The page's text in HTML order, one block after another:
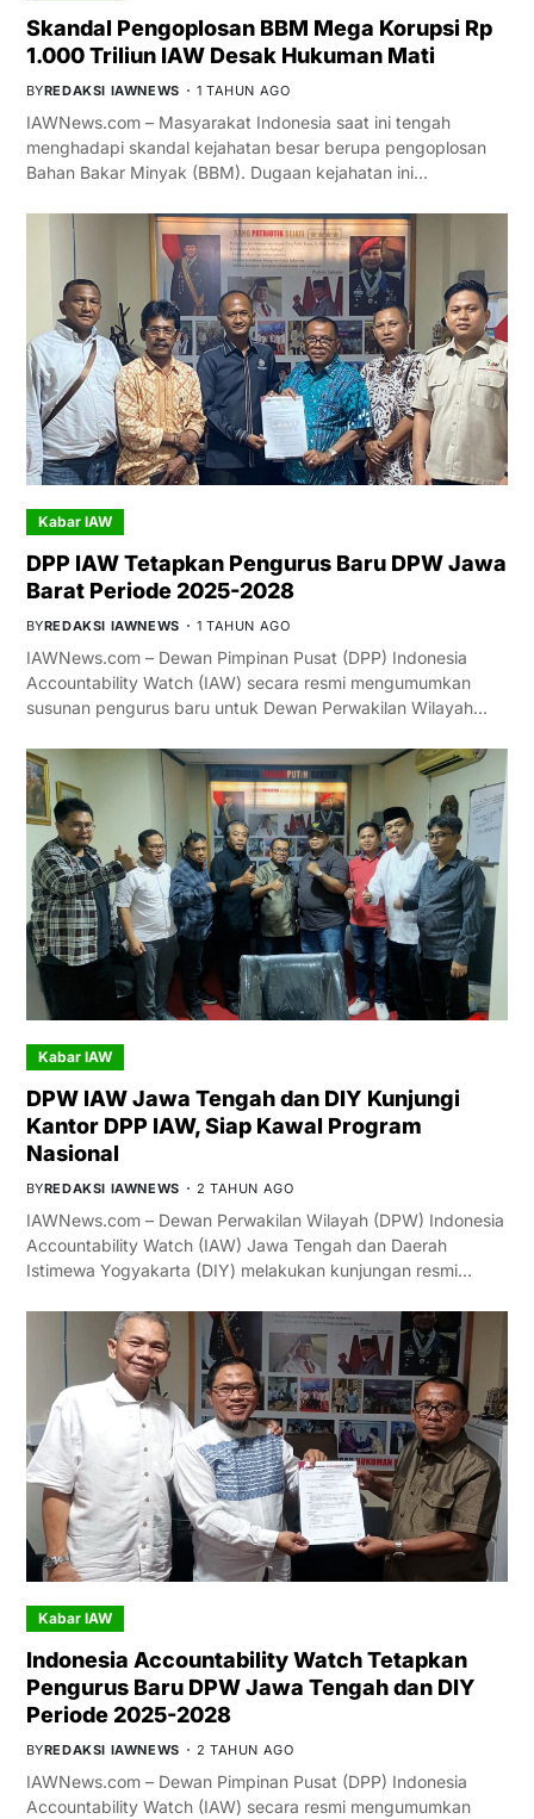
Skandal Pengoplosan BBM Mega Korupsi Rp
1.000 Triliun IAW Desak Hukuman Mati
BYREDAKSI IAWNEWS 1 TAHUN AGO
IAWNews.com – Masyarakat Indonesia saat ini tengah
menghadapi skandal kejahatan besar berupa pengoplosan
Bahan Bakar Minyak (BBM). Dugaan kejahatan ini…
Kabar IAW
DPP IAW Tetapkan Pengurus Baru DPW Jawa
Barat Periode 2025-2028
BYREDAKSI IAWNEWS 1 TAHUN AGO
IAWNews.com – Dewan Pimpinan Pusat (DPP) Indonesia
Accountability Watch (IAW) secara resmi mengumumkan
susunan pengurus baru untuk Dewan Perwakilan Wilayah…
Kabar IAW
DPW IAW Jawa Tengah dan DIY Kunjungi
Kantor DPP IAW, Siap Kawal Program
Nasional
BYREDAKSI IAWNEWS 2 TAHUN AGO
IAWNews.com – Dewan Perwakilan Wilayah (DPW) Indonesia
Accountability Watch (IAW) Jawa Tengah dan Daerah
Istimewa Yogyakarta (DIY) melakukan kunjungan resmi…
Kabar IAW
Indonesia Accountability Watch Tetapkan
Pengurus Baru DPW Jawa Tengah dan DIY
Periode 2025-2028
BYREDAKSI IAWNEWS 2 TAHUN AGO
IAWNews.com – Dewan Pimpinan Pusat (DPP) Indonesia
Accountability Watch (IAW) secara resmi mengumumkan